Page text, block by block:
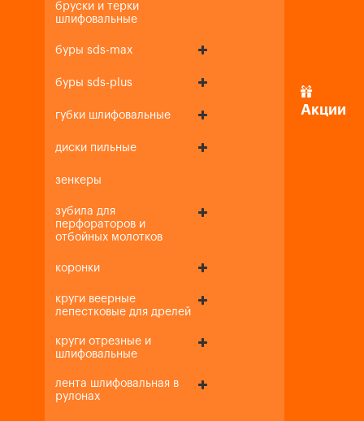
бруски и терки
шлифовальные
буры sds-max
буры sds-plus
губки шлифовальные
диски пильные
зенкеры
зубила для
перфораторов и
отбойных молотков
коронки
круги веерные
лепестковые для дрелей
круги отрезные и
шлифовальные
лента шлифовальная в
рулонах
Акции